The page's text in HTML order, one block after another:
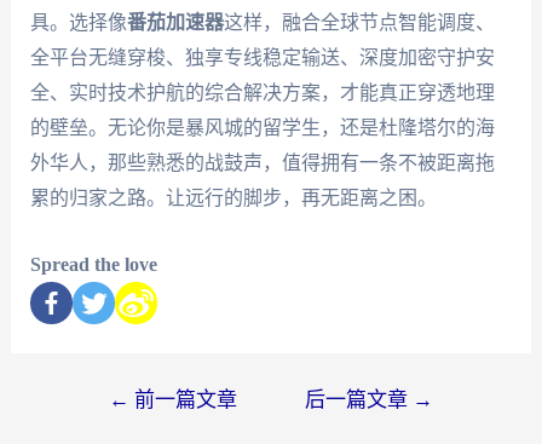
具。选择像番茄加速器这样，融合全球节点智能调度、
全平台无缝穿梭、独享专线稳定输送、深度加密守护安
全、实时技术护航的综合解决方案，才能真正穿透地理
的壁垒。无论你是暴风城的留学生，还是杜隆塔尔的海
外华人，那些熟悉的战鼓声，值得拥有一条不被距离拖
累的归家之路。让远行的脚步，再无距离之困。
Spread the love
← 前一篇文章 后一篇文章 →